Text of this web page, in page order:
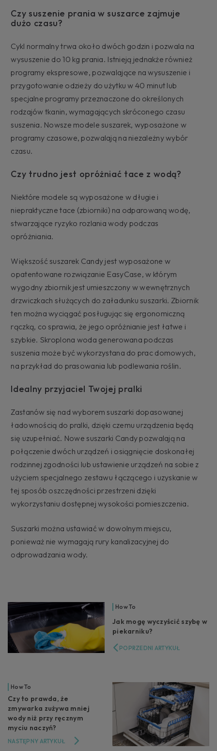
Czy suszenie prania w suszarce zajmuje
dużo czasu?
Cykl normalny trwa około dwóch godzin i pozwala na
wysuszenie do 10 kg prania. Istnieją jednakże również
programy ekspresowe, pozwalające na wysuszenie i
przygotowanie odzieży do użytku w 40 minut lub
specjalne programy przeznaczone do określonych
rodzajów tkanin, wymagających skróconego czasu
suszenia. Nowsze modele suszarek, wyposażone w
programy czasowe, pozwalają na niezależny wybór
czasu.
Czy trudno jest opróżniać tace z wodą?
Niektóre modele są wyposażone w długie i
niepraktyczne tace (zbiorniki) na odparowaną wodę,
stwarzające ryzyko rozlania wody podczas
opróżniania.
Większość suszarek Candy jest wyposażone w
opatentowane rozwiązanie EasyCase, w którym
wygodny zbiornik jest umieszczony w wewnętrznych
drzwiczkach służących do załadunku suszarki. Zbiornik
ten można wyciągać posługując się ergonomiczną
rączką, co sprawia, że jego opróżnianie jest łatwe i
szybkie. Skroplona woda generowana podczas
suszenia może być wykorzystana do prac domowych,
na przykład do prasowania lub podlewania roślin.
Idealny przyjaciel Twojej pralki
Zastanów się nad wyborem suszarki dopasowanej
ładownością do pralki, dzięki czemu urządzenia będą
się uzupełniać. Nowe suszarki Candy pozwalają na
połączenie dwóch urządzeń i osiągnięcie doskonałej
rodzinnej zgodności lub ustawienie urządzeń na sobie z
użyciem specjalnego zestawu łączącego i uzyskanie w
tej sposób oszczędności przestrzeni dzięki
wykorzystaniu dostępnej wysokości pomieszczenia.
Suszarki można ustawiać w dowolnym miejscu,
ponieważ nie wymagają rury kanalizacyjnej do
odprowadzania wody.
How To
Jak mogę wyczyścić szybę w
piekarniku?
POPRZEDNI ARTYKUŁ
How To
Czy to prawda, że
zmywarka zużywa mniej
wody niż przy ręcznym
myciu naczyń?
NASTĘPNY ARTYKUŁ